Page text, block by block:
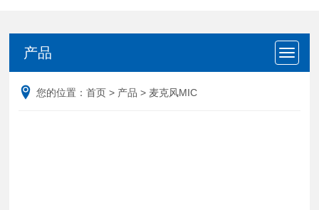
产品
您的位置：首页 > 产品 > 麦克风MIC